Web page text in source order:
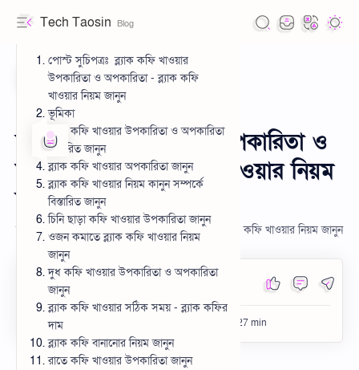
Tech Taosin
Privacy Policy
Terms & Conditions
Cookie Policy
Disclaimer
About
Partner Program
Home Health
ব্ল্যাক কফি খাওয়ার ৮টি উপকারিতা ও
অপকারিতা - ব্ল্যাক কফি খাওয়ার নিয়ম
জানুন
ব্ল্যাক কফি খাওয়ার ৮টি উপকারিতা ও অপকারিতা - ব্ল্যাক কফি খাওয়ার নিয়ম জানুন
পোস্ট সুচিপত্রঃ ব্ল্যাক কফি খাওয়ার
উপকারিতা ও অপকারিতা - ব্ল্যাক কফি
খাওয়ার নিয়ম জানুন
ভূমিকা
ব্ল্যাক কফি খাওয়ার উপকারিতা ও অপকারিতা
বিস্তারিত জানুন
ব্ল্যাক কফি খাওয়ার অপকারিতা জানুন
ব্ল্যাক কফি খাওয়ার নিয়ম কানুন সম্পর্কে
বিস্তারিত জানুন
চিনি ছাড়া কফি খাওয়ার উপকারিতা জানুন
ওজন কমাতে ব্ল্যাক কফি খাওয়ার নিয়ম
জানুন
দুধ কফি খাওয়ার উপকারিতা ও অপকারিতা
জানুন
ব্ল্যাক কফি খাওয়ার সঠিক সময় - ব্ল্যাক কফির
দাম
ব্ল্যাক কফি বানানোর নিয়ম জানুন
রাতে কফি খাওয়ার উপকারিতা জানুন